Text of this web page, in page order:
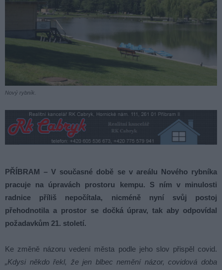
Nový rybník.
PŘÍBRAM – V současné době se v areálu Nového rybníka
pracuje na úpravách prostoru kempu. S ním v minulosti
radnice příliš nepočítala, nicméně nyní svůj postoj
přehodnotila a prostor se dočká úprav, tak aby odpovídal
požadavkům 21. století.
Ke změně názoru vedení města podle jeho slov přispěl covid.
„Kdysi někdo řekl, že jen blbec nemění názor, covidová doba